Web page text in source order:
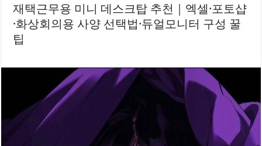
재택근무용 미니 데스크탑 추천｜엑셀·포토샵
·화상회의용 사양 선택법·듀얼모니터 구성 꿀
팁